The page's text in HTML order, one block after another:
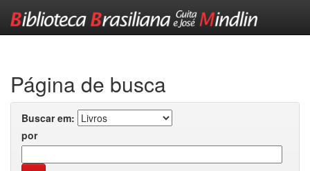
Página de busca
Buscar em:
por